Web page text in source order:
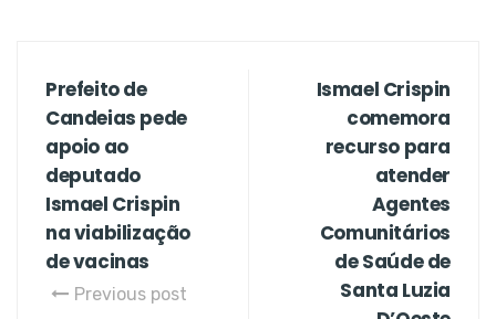
Prefeito de
Candeias pede
apoio ao
deputado
Ismael Crispin
na viabilização
de vacinas
Previous post
Ismael Crispin
comemora
recurso para
atender
Agentes
Comunitários
de Saúde de
Santa Luzia